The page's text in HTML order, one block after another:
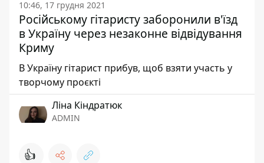
10:46, 17 грудня 2021
Російському гітаристу заборонили в'їзд
в Україну через незаконне відвідування
Криму
В Україну гітарист прибув, щоб взяти участь у
творчому проєкті
Ліна Кіндратюк
ADMIN
👍